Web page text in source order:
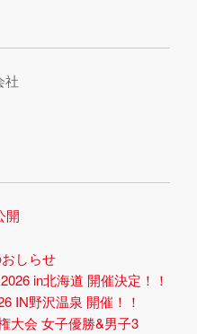
社
開
しらせ
in北海道 開催決定！！
IN野沢温泉 開催！！
大会 女子優勝&男子3